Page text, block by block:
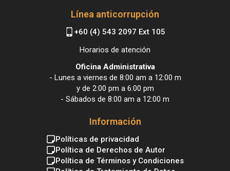
Línea anticorrupción
+60 (4) 543 2097 Ext 105
Horarios de atención
Oficina Administrativa
- Lunes a viernes de 8:00 am a 12:00 m
y de 2:00 pm a 6:00 pm
- Sábados de 8:00 am a 12:00 m
Información
Políticas de privacidad
Política de Derechos de Autor
Política de Términos y Condiciones